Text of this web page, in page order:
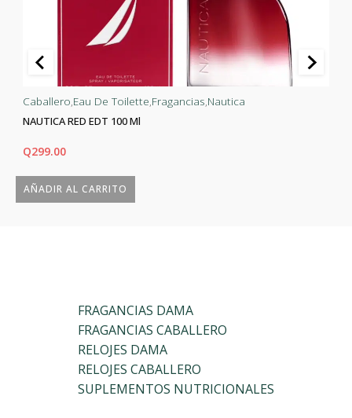
AÑADIR AL CARRITO
Caballero,Eau De Toilette,Fragancias,Nautica
NAUTICA RED EDT 100 Ml
Q299.00
FRAGANCIAS DAMA
FRAGANCIAS CABALLERO
RELOJES DAMA
RELOJES CABALLERO
SUPLEMENTOS NUTRICIONALES